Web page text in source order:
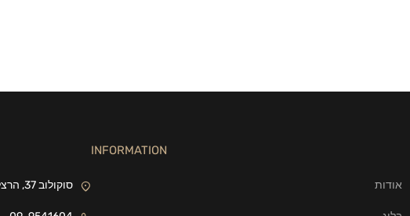
INFORMATION
אודות סוקולוב 37, הרצליה